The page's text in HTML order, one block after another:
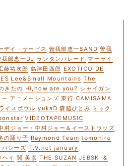
デイ・サービス 曽我部恵一BAND 曽我
我部恵一DJ ランタンパレード マーライ
藤祐次郎 島津田四郎 EXOTICO DE
Lee&Small Mountains The
きたの Hi,how are you? シャイガン
アニメーションズ 東行 CAMISAMA
ライスボウル yukaD 森脇ひとみ ミック
VIDEOTAPEMUSIC
村ジョー・中村ジョー＆イーストウッズ
の踊り子 Raymond Team tomohiro
パシーズ T.V.not january
ヘイ 関 美彦 THE SUZAN JEBSKI &